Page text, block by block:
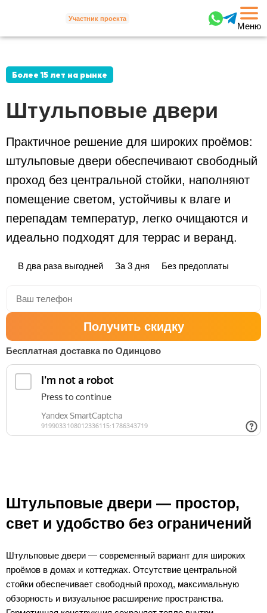
Участник проекта
Меню
Более 15 лет на рынке
Штульповые двери
Практичное решение для широких проёмов:
штульповые двери обеспечивают свободный
проход без центральной стойки, наполняют
помещение светом, устойчивы к влаге и
перепадам температур, легко очищаются и
идеально подходят для террас и веранд.
В два раза выгодней За 3 дня Без предоплаты
Получить скидку
Бесплатная доставка по Одинцово
Штульповые двери — простор,
свет и удобство без ограничений
Штульповые двери — современный вариант для широких
проёмов в домах и коттеджах. Отсутствие центральной
стойки обеспечивает свободный проход, максимальную
обзорность и визуальное расширение пространства.